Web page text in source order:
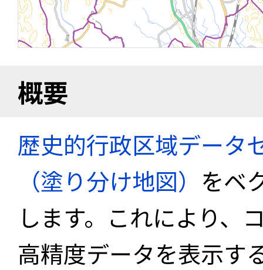
概要
歴史的行政区域データ
（塗り分け地図） をベ
します。これにより、
高精度データを表示す